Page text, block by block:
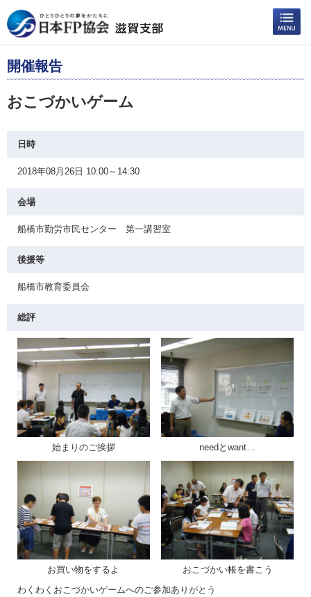
開催報告
おこづかいゲーム
日時
2018年08月26日 10:00～14:30
会場
船橋市勤労市民センター 第一講習室
後援等
船橋市教育委員会
総評
始まりのご挨拶 needとwant…
お買い物をするよ
おこづかい帳を書こう
わくわくおこづかいゲームへのご参加ありがとう